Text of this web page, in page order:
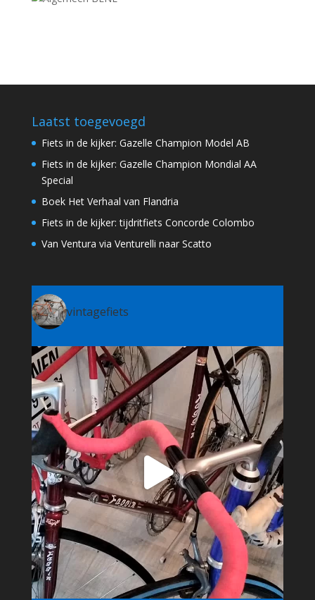
Laatst toegevoegd
Fiets in de kijker: Gazelle Champion Model AB
Fiets in de kijker: Gazelle Champion Mondial AA
Special
Boek Het Verhaal van Flandria
Fiets in de kijker: tijdritfiets Concorde Colombo
Van Ventura via Venturelli naar Scatto
vintagefiets